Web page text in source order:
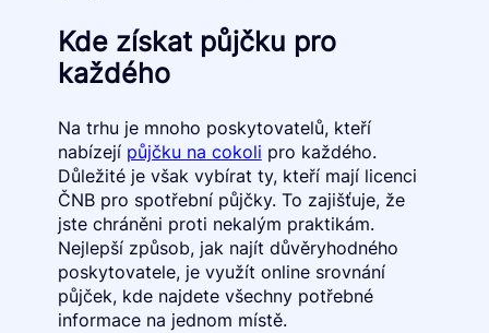
Kde získat půjčku pro
každého
Na trhu je mnoho poskytovatelů, kteří
nabízejí půjčku na cokoli pro každého.
Důležité je však vybírat ty, kteří mají licenci
ČNB pro spotřební půjčky. To zajišťuje, že
jste chráněni proti nekalým praktikám.
Nejlepší způsob, jak najít důvěryhodného
poskytovatele, je využít online srovnání
půjček, kde najdete všechny potřebné
informace na jednom místě.